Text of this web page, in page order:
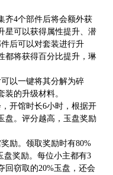
齐4个部件后将会额外获
星可以获得属性提升、潜
后可以对套装进行升
都将获得百分比提升，琳
以一键将其分解为碎
的升级材料。
开馆时长6小时，根据开
盘。评分越高，玉盘奖励
励。领取奖励时有80%
盘奖励。每位小主都有3
回窃取的20%玉盘，还会